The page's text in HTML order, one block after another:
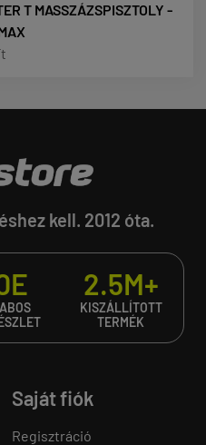
T MASSZÁZSPISZTOLY -
kell. 2012 óta.
2.5M+
KISZÁLLÍTOTT
TERMÉK
Saját fiók
Regisztráció